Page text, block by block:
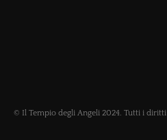
© Il Tempio degli Angeli 2024. Tutti i